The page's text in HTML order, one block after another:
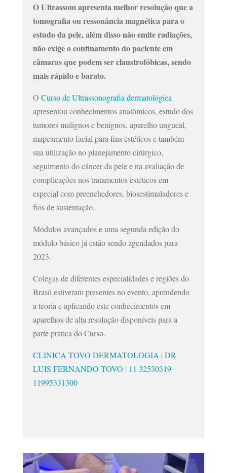
O Ultrassom apresenta melhor resolução que a
tomografia ou ressonância magnética para o
estudo da pele, além disso não emite radiações,
não exige o confinamento do paciente em
câmaras que podem ser claustrofóbicas, sendo
mais rápido e barato.
O Curso de Ultrassonografia dermatológica
apresentou conhecimentos anatômicos, estudo dos
tumores malignos e benignos, aparelho ungueal,
mapeamento facial para fins estéticos e também
sua utilização no planejamento cirúrgico,
seguimento do câncer da pele e na avaliação de
complicações nos tratamentos estéticos em
especial com preenchedores, biosestimuladores e
fios de sustentação.
Módulos avançados e uma segunda edição do
módulo básico já estão sendo agendados para
2023.
Colegas de diferentes especialidades e regiões do
Brasil estiveram presentes no evento, aprendendo
a teoria e aplicando este conhecimentos em
aparelhos de alta resolução disponíveis para a
parte prática do Curso.
CLINICA TOVO DERMATOLOGIA | DR
LUIS FERNANDO TOVO | 11 32530319
11995331300